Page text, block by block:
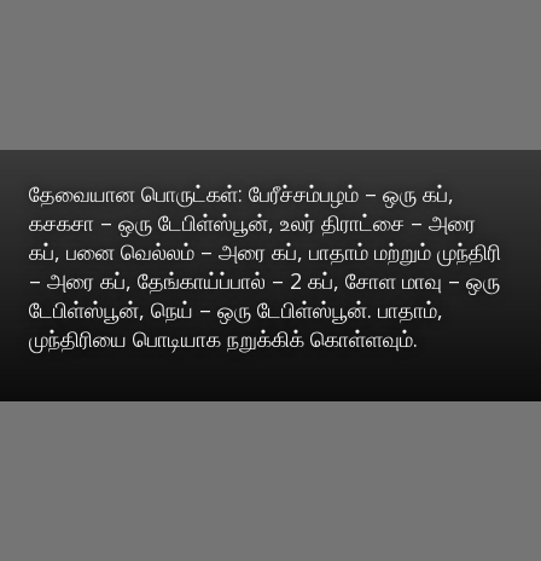
தேவையான பொருட்கள்: பேரீச்சம்பழம் – ஒரு கப்,
கசகசா – ஒரு டேபிள்ஸ்பூன், உலர் திராட்சை – அரை
கப், பனை வெல்லம் – அரை கப், பாதாம் மற்றும் முந்திரி
– அரை கப், தேங்காய்ப்பால் – 2 கப், சோள மாவு – ஒரு
டேபிள்ஸ்பூன், நெய் – ஒரு டேபிள்ஸ்பூன். பாதாம்,
முந்திரியை பொடியாக நறுக்கிக் கொள்ளவும்.